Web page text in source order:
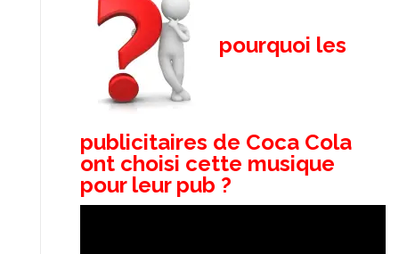
pourquoi les
publicitaires de Coca Cola
ont choisi cette musique
pour leur pub ?